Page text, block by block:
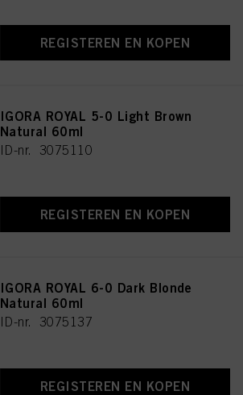
REGISTEREN EN KOPEN
IGORA ROYAL 5-0 Light Brown
Natural 60ml
ID-nr. 3075110
REGISTEREN EN KOPEN
IGORA ROYAL 6-0 Dark Blonde
Natural 60ml
ID-nr. 3075137
REGISTEREN EN KOPEN